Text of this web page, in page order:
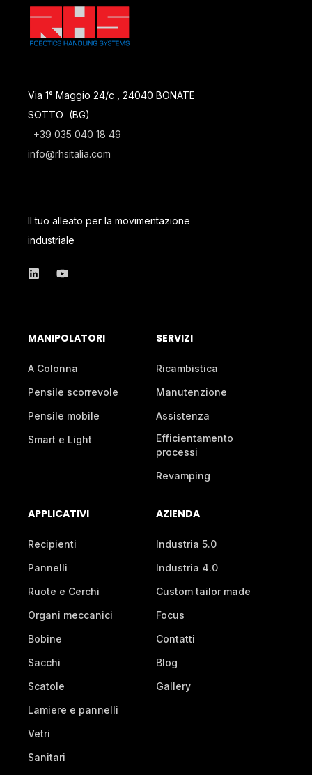
Via 1° Maggio 24/c , 24040 BONATE
SOTTO (BG)
+39 035 040 18 49
info@rhsitalia.com
Il tuo alleato per la movimentazione
industriale
MANIPOLATORI
A Colonna
Pensile scorrevole
Pensile mobile
Smart e Light
SERVIZI
Ricambistica
Manutenzione
Assistenza
Efficientamento
processi
Revamping
APPLICATIVI
Recipienti
Pannelli
Ruote e Cerchi
Organi meccanici
Bobine
Sacchi
Scatole
Lamiere e pannelli
Vetri
Sanitari
AZIENDA
Industria 5.0
Industria 4.0
Custom tailor made
Focus
Contatti
Blog
Gallery